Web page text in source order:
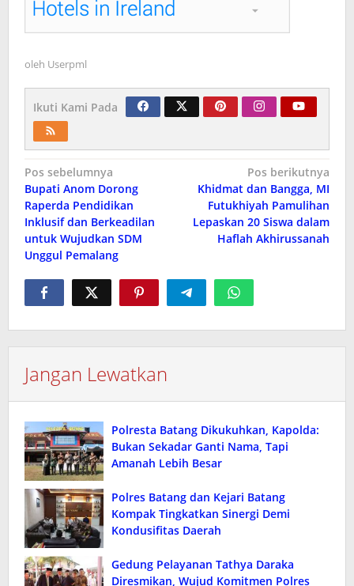
oleh Userpml
Ikuti Kami Pada
Navigasi
pos
Pos sebelumnya
Bupati Anom Dorong
Raperda Pendidikan
Inklusif dan Berkeadilan
untuk Wujudkan SDM
Unggul Pemalang
Pos berikutnya
Khidmat dan Bangga, MI
Futukhiyah Pamulihan
Lepaskan 20 Siswa dalam
Haflah Akhirussanah
Jangan Lewatkan
Polresta Batang Dikukuhkan, Kapolda:
Bukan Sekadar Ganti Nama, Tapi
Amanah Lebih Besar
Polres Batang dan Kejari Batang
Kompak Tingkatkan Sinergi Demi
Kondusifitas Daerah
Gedung Pelayanan Tathya Daraka
Diresmikan, Wujud Komitmen Polres